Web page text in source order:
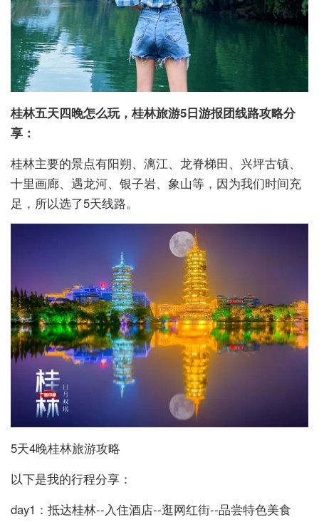
桂林五天四晚怎么玩，桂林旅游5日游报团线路攻略分
享：
桂林主要的景点有阳朔、漓江、龙脊梯田、兴坪古镇、
十里画廊、遇龙河、银子岩、象山等，因为我们时间充
足，所以选了5天线路。
5天4晚桂林旅游攻略
以下是我的行程分享：
day1：抵达桂林--入住酒店--逛网红街--品尝特色美食